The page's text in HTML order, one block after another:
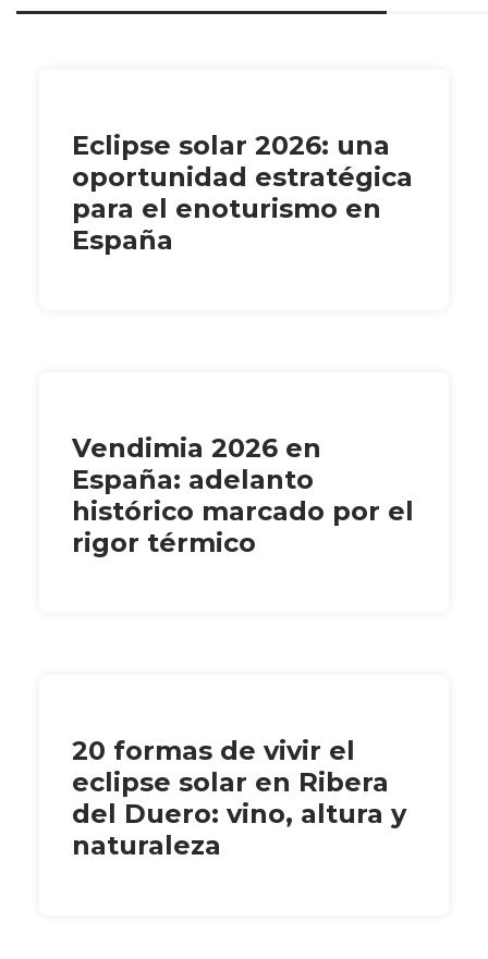
Eclipse solar 2026: una
oportunidad estratégica
para el enoturismo en
España
Vendimia 2026 en
España: adelanto
histórico marcado por el
rigor térmico
20 formas de vivir el
eclipse solar en Ribera
del Duero: vino, altura y
naturaleza